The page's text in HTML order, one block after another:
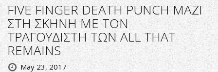
FIVE FINGER DEATH PUNCH ΜΑΖΙ
ΣΤΗ ΣΚΗΝΗ ΜΕ ΤΟΝ
ΤΡΑΓΟΥΔΙΣΤΗ ΤΩΝ ALL THAT
REMAINS
May 23, 2017